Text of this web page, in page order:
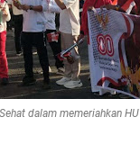
dalam memeriahkan